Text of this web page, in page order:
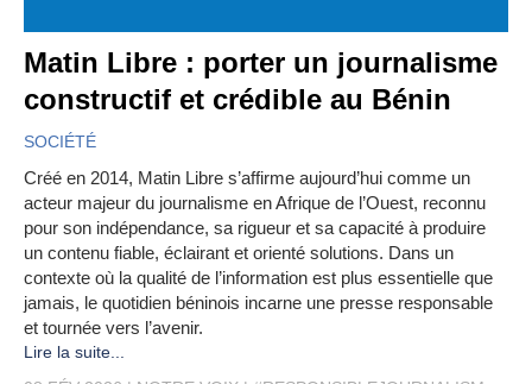
Matin Libre : porter un journalisme
constructif et crédible au Bénin
SOCIÉTÉ
Créé en 2014, Matin Libre s’affirme aujourd’hui comme un
acteur majeur du journalisme en Afrique de l’Ouest, reconnu
pour son indépendance, sa rigueur et sa capacité à produire
un contenu fiable, éclairant et orienté solutions. Dans un
contexte où la qualité de l’information est plus essentielle que
jamais, le quotidien béninois incarne une presse responsable
et tournée vers l’avenir.
Lire la suite...